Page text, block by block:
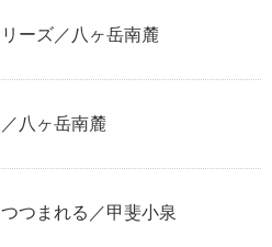
ーズ／八ヶ岳南麓
八ヶ岳南麓
つまれる／甲斐小泉